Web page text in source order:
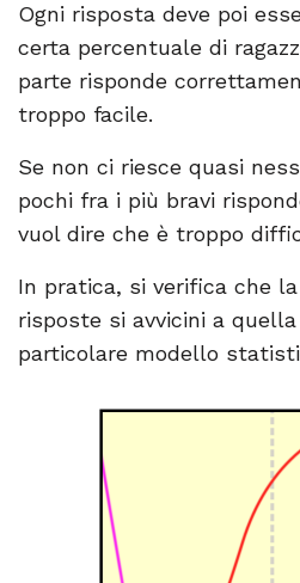
Ogni risposta deve poi
certa percentuale di
parte risponde
troppo facile.
Se non ci riesce quasi
pochi fra i più bravi
vuol dire che è troppo
In pratica, si verifica che
risposte si avvicini a quella
particolare modello